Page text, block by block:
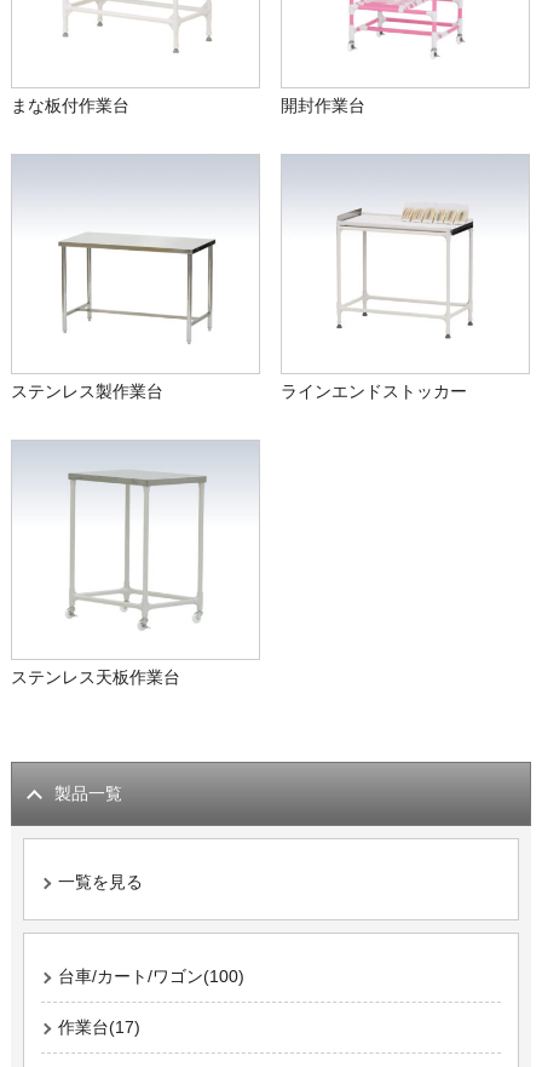
まな板付作業台 開封作業台
ステンレス製作業台 ラインエンドストッカー
ステンレス天板作業台
製品一覧
一覧を見る
台車/カート/ワゴン(100)
作業台(17)